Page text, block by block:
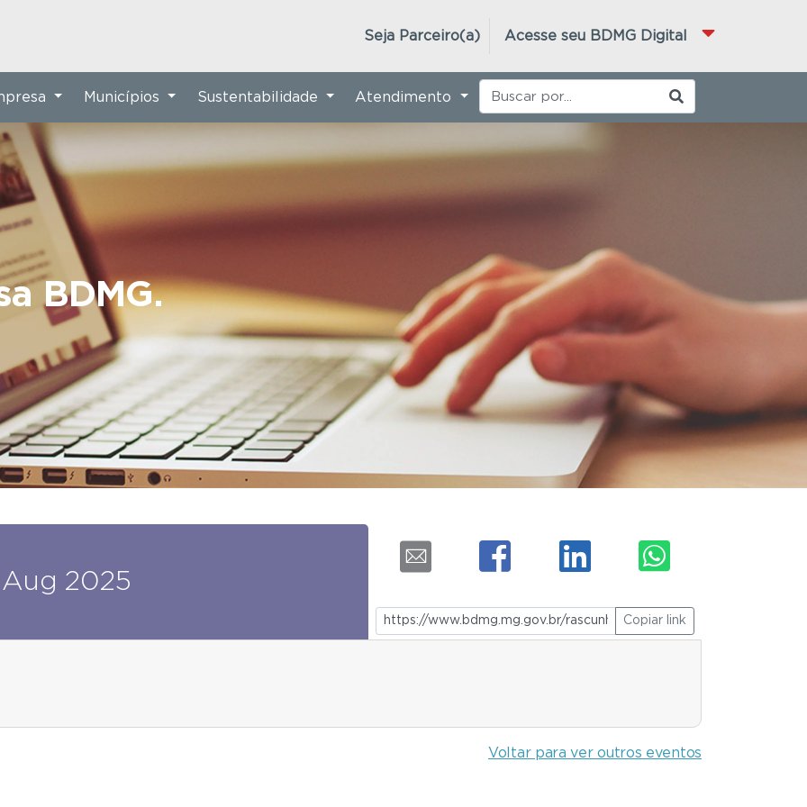
Acesse seu BDMG Digital
Seja Parceiro(a)
BDMG.
Municípios Sustentabilidade Atendimento
Aug 2025
Copiar link
Voltar para ver outros eventos